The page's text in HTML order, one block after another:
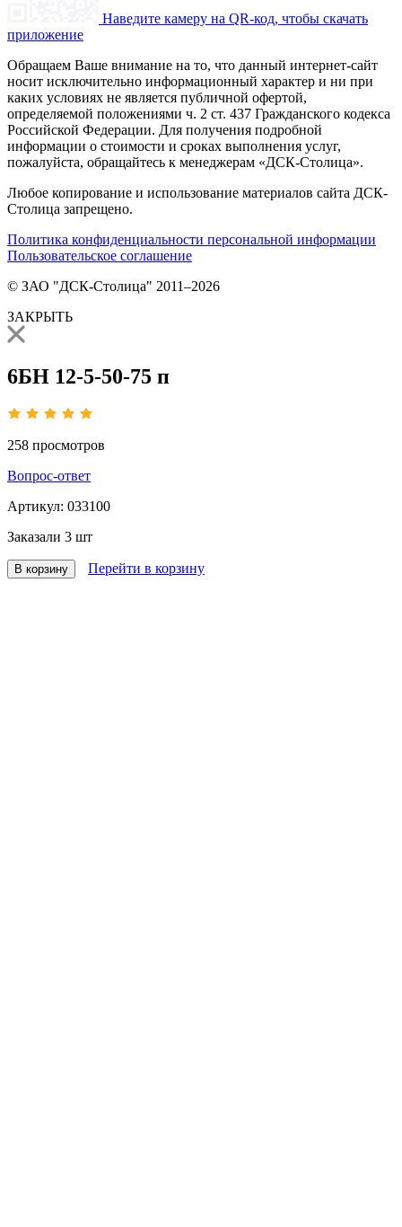
Наведите камеру на QR-код, чтобы скачать
приложение
Обращаем Ваше внимание на то, что данный интернет-сайт
носит исключительно информационный характер и ни при
каких условиях не является публичной офертой,
определяемой положениями ч. 2 ст. 437 Гражданского кодекса
Российской Федерации. Для получения подробной
информации о стоимости и сроках выполнения услуг,
пожалуйста, обращайтесь к менеджерам «ДСК-Столица».
Любое копирование и использование материалов сайта ДСК-
Столица запрещено.
Политика конфиденциальности персональной информации
Пользовательское соглашение
© ЗАО "ДСК-Столица" 2011–2026
ЗАКРЫТЬ
6БН 12-5-50-75 п
258 просмотров
Вопрос-ответ
Артикул: 033100
Заказали 3 шт
В корзину Перейти в корзину